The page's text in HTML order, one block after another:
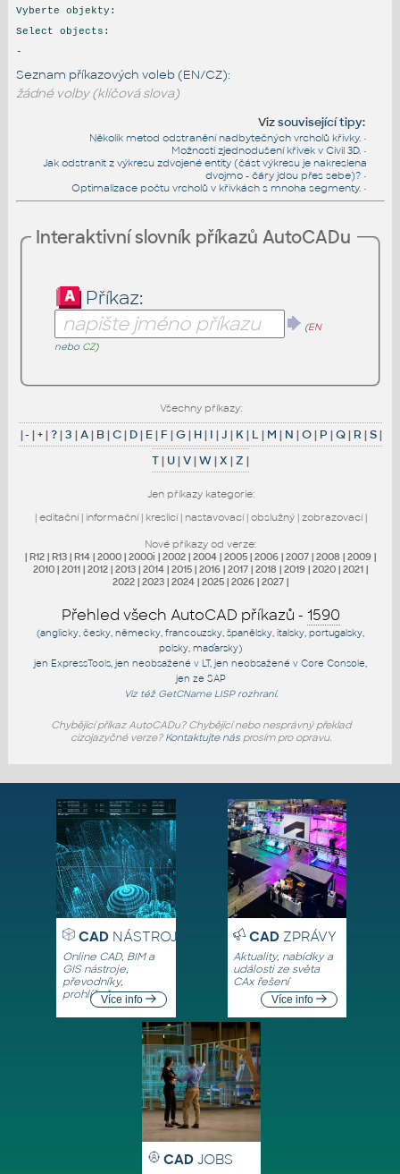
Vyberte objekty:
Select objects:
-
Seznam příkazových voleb (EN/CZ):
žádné volby (klíčová slova)
Vizsouvisející tipy:
Několik metod odstranění nadbytečných vrcholů křivky. •
Možnosti zjednodušení křivek v Civil 3D. •
Jak odstranit z výkresu zdvojené entity (část výkresu je nakreslena
dvojmo - čáry jdou přes sebe)? •
Optimalizace počtu vrcholů v křivkách s mnoha segmenty. •
Interaktivní slovník příkazů AutoCADu
Příkaz:
(EN
nebo CZ)
Všechny příkazy:
|- |+|?|3 |A| B|C| D| E| F |G| H| I |J | K| L | M | N |O| P |Q| R |S|
T| U|V|W|X |Z |
Jen příkazy kategorie:
| editační| informační| kreslicí| nastavovací| obslužný| zobrazovací|
Nové příkazy od verze:
| R12 | R13 | R14 | 2000 | 2000i | 2002 | 2004 | 2005 | 2006 | 2007 | 2008 | 2009 |
2010 | 2011 | 2012 | 2013 | 2014 | 2015 | 2016 | 2017 | 2018 | 2019 | 2020 | 2021 |
2022 | 2023 | 2024 | 2025 | 2026 | 2027 |
Přehled všech AutoCAD příkazů - 1590
(anglicky, česky, německy, francouzsky, španělsky, italsky, portugalsky,
polsky, maďarsky)
jen ExpressTools , jen neobsažené v LT, jen neobsažené v Core Console
jen ze SAP
Viz též GetCNameLISP rozhraní.
Chybějící příkaz AutoCADu? Chybějící nebo nesprávný překlad
cizojazyčné verze? Kontaktujte násprosím pro opravu.
CADNÁSTROJE
Online CAD, BIM a
GIS nástroje,
převodníky,
prohlížečeVíce info
CADZPRÁVY
Aktuality, nabídky a
události ze světa
CAx řešení
Více info
CAD JOBS